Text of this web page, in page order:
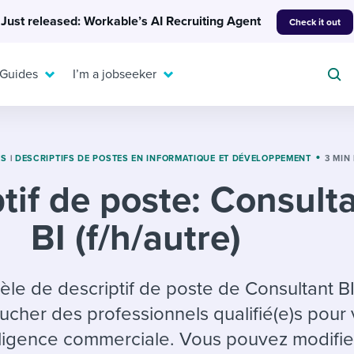
Just released: Workable’s AI Recruiting Agent Check it out
candidates
hiring pipelines
Or browse by
A flexible workplace
means new ways of
working. Pick up tips
question templates
checklists
& reports
EXPERT INSIGHTS
Get insights, guidance,
the know.
I’m a jobseeker
resources
For your job search:
INTERVIEWS & ANSWERS
Typical interview
answers for each.
| DESCRIPTIFS DE POSTES EN INFORMATIQUE ET DÉVELOPPEMENT 3 MIN
de poste:
BI (f/h/autre)
de descriptif de poste de Consultant
des professionnels qualifié(e)s pour
commerciale. Vous pouvez